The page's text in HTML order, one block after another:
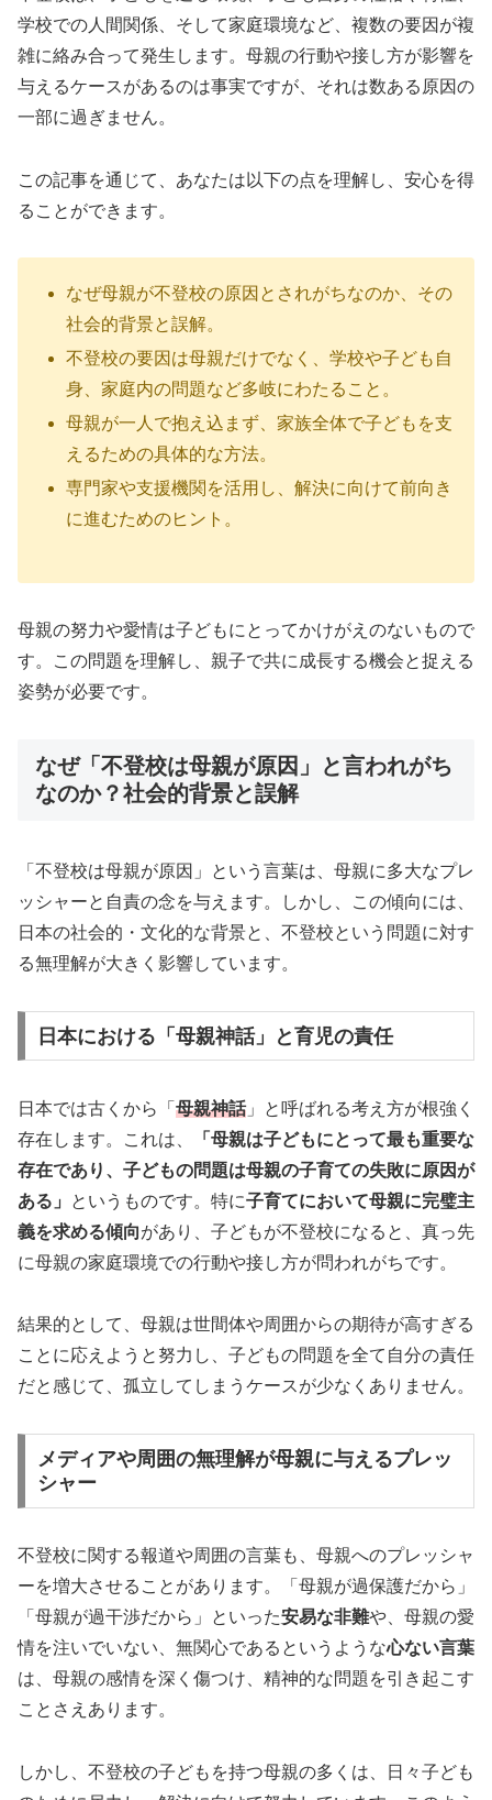
学校での人間関係、そして家庭環境など、複数の要因が複
雑に絡み合って発生します。母親の行動や接し方が影響を
与えるケースがあるのは事実ですが、それは数ある原因の
一部に過ぎません。
この記事を通じて、あなたは以下の点を理解し、安心を得
ることができます。
なぜ母親が不登校の原因とされがちなのか、その
社会的背景と誤解。
不登校の要因は母親だけでなく、学校や子ども自
身、家庭内の問題など多岐にわたること。
母親が一人で抱え込まず、家族全体で子どもを支
えるための具体的な方法。
専門家や支援機関を活用し、解決に向けて前向き
に進むためのヒント。
母親の努力や愛情は子どもにとってかけがえのないもので
す。この問題を理解し、親子で共に成長する機会と捉える
姿勢が必要です。
なぜ「不登校は母親が原因」と言われがち
なのか？社会的背景と誤解
「不登校は母親が原因」という言葉は、母親に多大なプレ
ッシャーと自責の念を与えます。しかし、この傾向には、
日本の社会的・文化的な背景と、不登校という問題に対す
る無理解が大きく影響しています。
日本における「母親神話」と育児の責任
日本では古くから「 母親神話」と呼ばれる考え方が根強く
存在します。これは、
「母親は子どもにとって最も重要な
存在であり、子どもの問題は母親の子育ての失敗に原因が
ある」
というものです。特に子育てにおいて母親に完璧主
義を求める傾向があり、子どもが不登校になると、真っ先
に母親の家庭環境での行動や接し方が問われがちです。
結果的として、母親は世間体や周囲からの期待が高すぎる
ことに応えようと努力し、子どもの問題を全て自分の責任
だと感じて、孤立してしまうケースが少なくありません。
メディアや周囲の無理解が母親に与えるプレッ
シャー
不登校に関する報道や周囲の言葉も、母親へのプレッシャ
ーを増大させることがあります。「母親が過保護だから」
「母親が過干渉だから」といった安易な非難や、母親の愛
情を注いでいない、無関心であるというような心ない言葉
は、母親の感情を深く傷つけ、精神的な問題を引き起こす
ことさえあります。
しかし、不登校の子どもを持つ母親の多くは、日々子ども